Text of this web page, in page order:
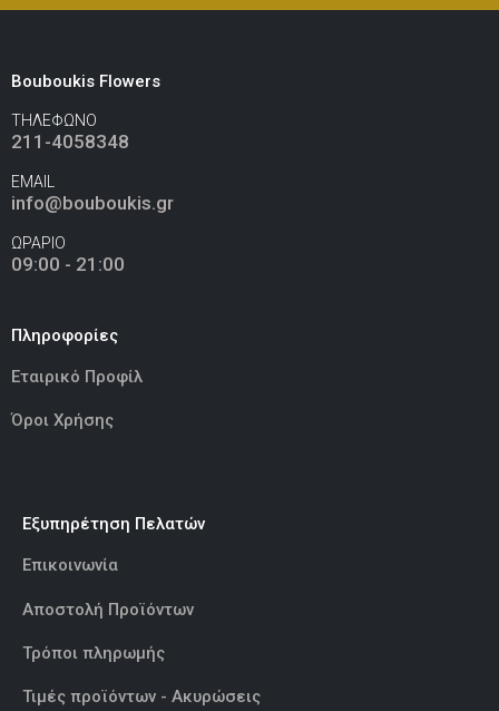
Bouboukis Flowers
ΤΗΛΕΦΩΝΟ
211-4058348
EMAIL
info@bouboukis.gr
ΩΡΑΡΙΟ
09:00 - 21:00
Πληροφορίες
Εταιρικό Προφίλ
Όροι Χρήσης
Εξυπηρέτηση Πελατών
Επικοινωνία
Αποστολή Προϊόντων
Τρόποι πληρωμής
Τιμές προϊόντων - Ακυρώσεις